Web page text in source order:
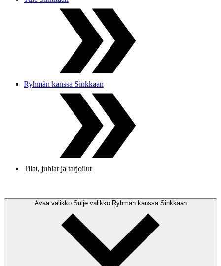
Ryhmän kanssa Sinkkaan
Tilat, juhlat ja tarjoilut
Avaa valikko Sulje valikko Ryhmän kanssa Sinkkaan